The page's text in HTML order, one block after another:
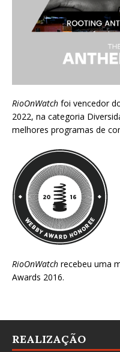
RioOnWatch foi vencedor
2022, na categoria
melhores programas de
RioOnWatch recebeu uma
Awards 2016.
REALIZAÇÃO